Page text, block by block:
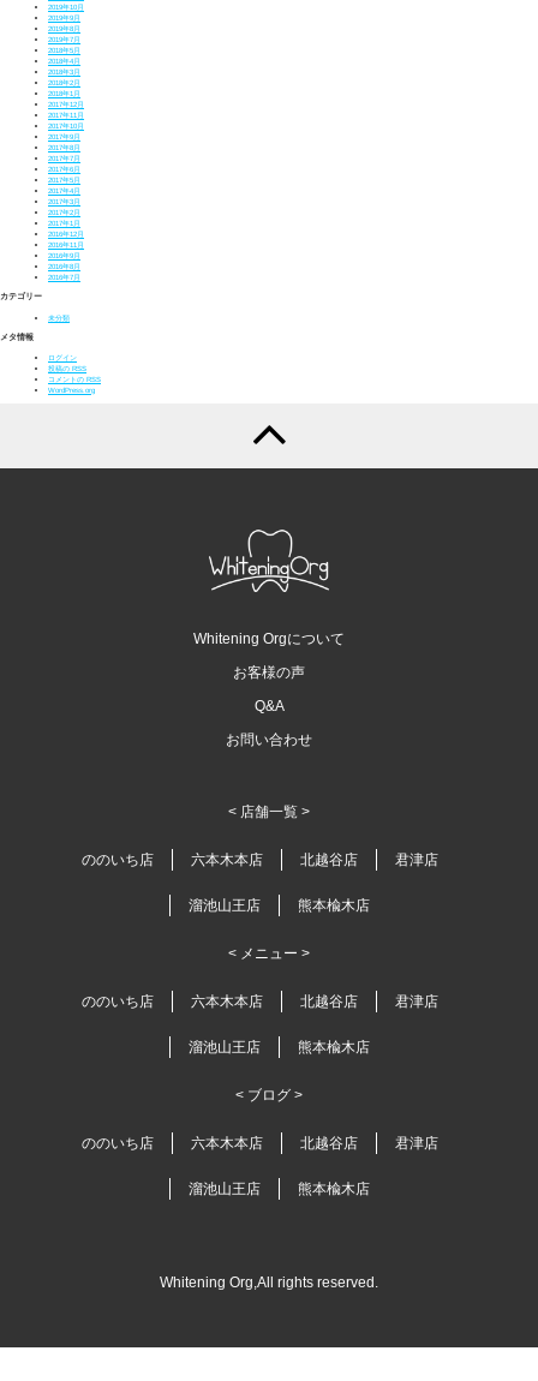
2019年10月
2019年9月
2019年8月
2019年7月
2018年5月
2018年4月
2018年3月
2018年2月
2018年1月
2017年12月
2017年11月
2017年10月
2017年9月
2017年8月
2017年7月
2017年6月
2017年5月
2017年4月
2017年3月
2017年2月
2017年1月
2016年12月
2016年11月
2016年9月
2016年8月
2016年7月
カテゴリー
未分類
メタ情報
ログイン
投稿の RSS
コメントの RSS
WordPress.org
Whitening Orgについて
お客様の声
Q&A
お問い合わせ
< 店舗一覧 >
ののいち店 六本木本店 北越谷店 君津店
溜池山王店 熊本楡木店
< メニュー >
ののいち店 六本木本店 北越谷店 君津店
溜池山王店 熊本楡木店
< ブログ >
ののいち店 六本木本店 北越谷店 君津店
溜池山王店 熊本楡木店
Whitening Org,All rights reserved.